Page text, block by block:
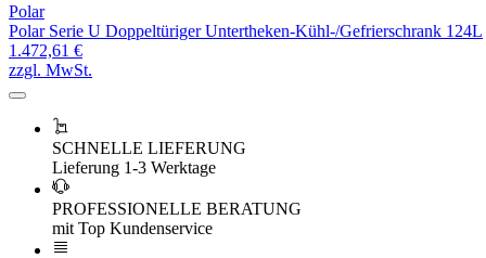
Polar
Polar Serie U Doppeltüriger Untertheken-Kühl-/Gefrierschrank 124L
1.472,61 €
zzgl. MwSt.
SCHNELLE LIEFERUNG
Lieferung 1-3 Werktage
PROFESSIONELLE BERATUNG
mit Top Kundenservice